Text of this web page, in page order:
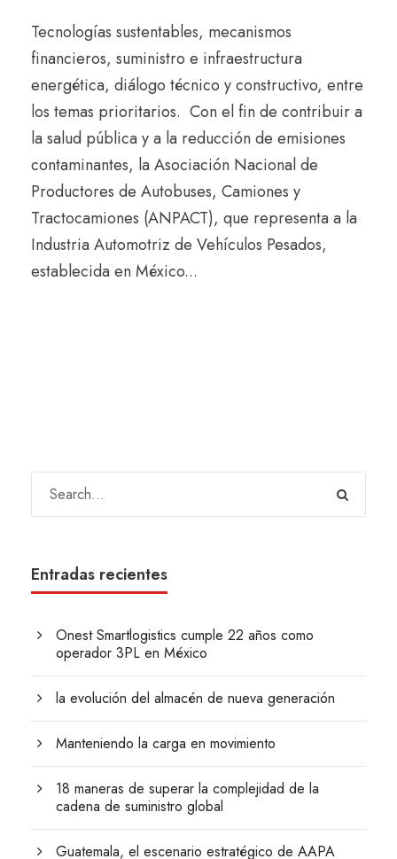
Tecnologías sustentables, mecanismos
financieros, suministro e infraestructura
energética, diálogo técnico y constructivo, entre
los temas prioritarios. Con el fin de contribuir a
la salud pública y a la reducción de emisiones
contaminantes, la Asociación Nacional de
Productores de Autobuses, Camiones y
Tractocamiones (ANPACT), que representa a la
Industria Automotriz de Vehículos Pesados,
establecida en México...
Entradas recientes
Onest Smartlogistics cumple 22 años como
operador 3PL en México
la evolución del almacén de nueva generación
Manteniendo la carga en movimiento
18 maneras de superar la complejidad de la
cadena de suministro global
Guatemala, el escenario estratégico de AAPA